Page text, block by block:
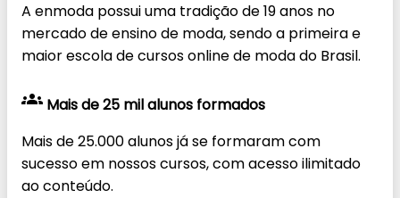
A enmoda possui uma tradição de 19 anos no
mercado de ensino de moda, sendo a primeira e
maior escola de cursos online de moda do Brasil.
groups Mais de 25 mil alunos formados
Mais de 25.000 alunos já se formaram com
sucesso em nossos cursos, com acesso ilimitado
ao conteúdo.